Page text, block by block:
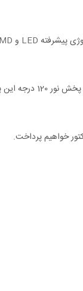
پیشرفته LED و
این پروژکتور از توان 50 وات
خواهیم پرداخت.